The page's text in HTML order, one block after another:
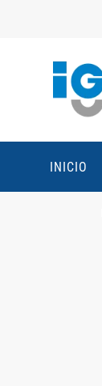
INICIO